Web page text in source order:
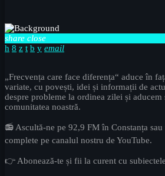
share close
email
„Frecvența care face diferența“ aduce în
variate, cu povești, idei și informații de
despre probleme la ordinea zilei și
comunitatea noastră.
📻 Ascultă-ne pe 92,9 FM în Constanța
complete pe canalul nostru de YouTube.
👉 Abonează-te și fii la curent cu